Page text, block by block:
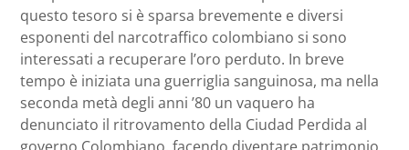
questo tesoro si è sparsa brevemente e diversi
esponenti del narcotraffico colombiano si sono
interessati a recuperare l’oro perduto. In breve
tempo è iniziata una guerriglia sanguinosa, ma nella
seconda metà degli anni ’80 un vaquero ha
denunciato il ritrovamento della Ciudad Perdida al
governo Colombiano, facendo diventare patrimonio